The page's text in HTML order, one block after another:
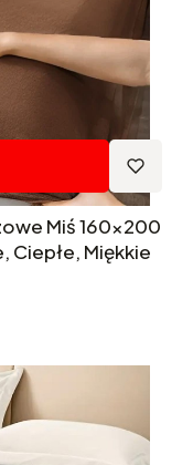
Miś 160x200
Ciepłe, Miękkie